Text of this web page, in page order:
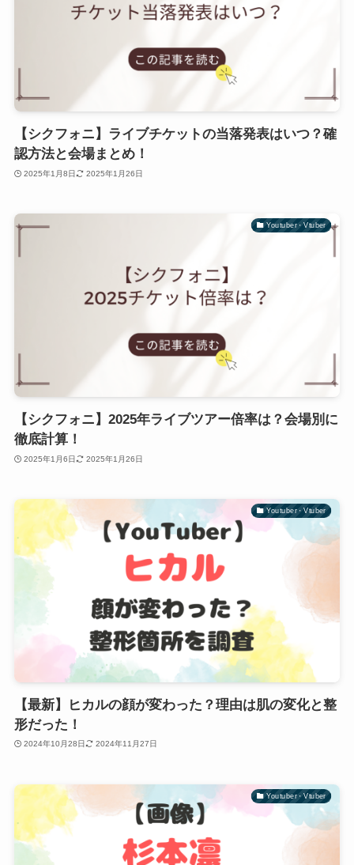
【シクフォニ】ライブチケットの当落発表はいつ？確
認方法と会場まとめ！
2025年1月8日 2025年1月26日
Youtuber・Vtuber
【シクフォニ】2025年ライブツアー倍率は？会場別に
徹底計算！
2025年1月6日 2025年1月26日
Youtuber・Vtuber
【最新】ヒカルの顔が変わった？理由は肌の変化と整
形だった！
2024年10月28日 2024年11月27日
Youtuber・Vtuber